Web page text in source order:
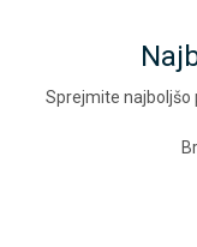
Sprejmite najboljšo